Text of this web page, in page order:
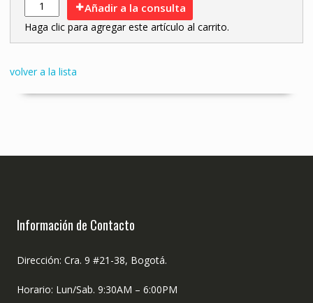
Añadir a la consulta
Haga clic para agregar este artículo al carrito.
volver a la lista
Información de Contacto
Dirección: Cra. 9 #21-38, Bogotá.
Horario: Lun/Sab. 9:30AM – 6:00PM